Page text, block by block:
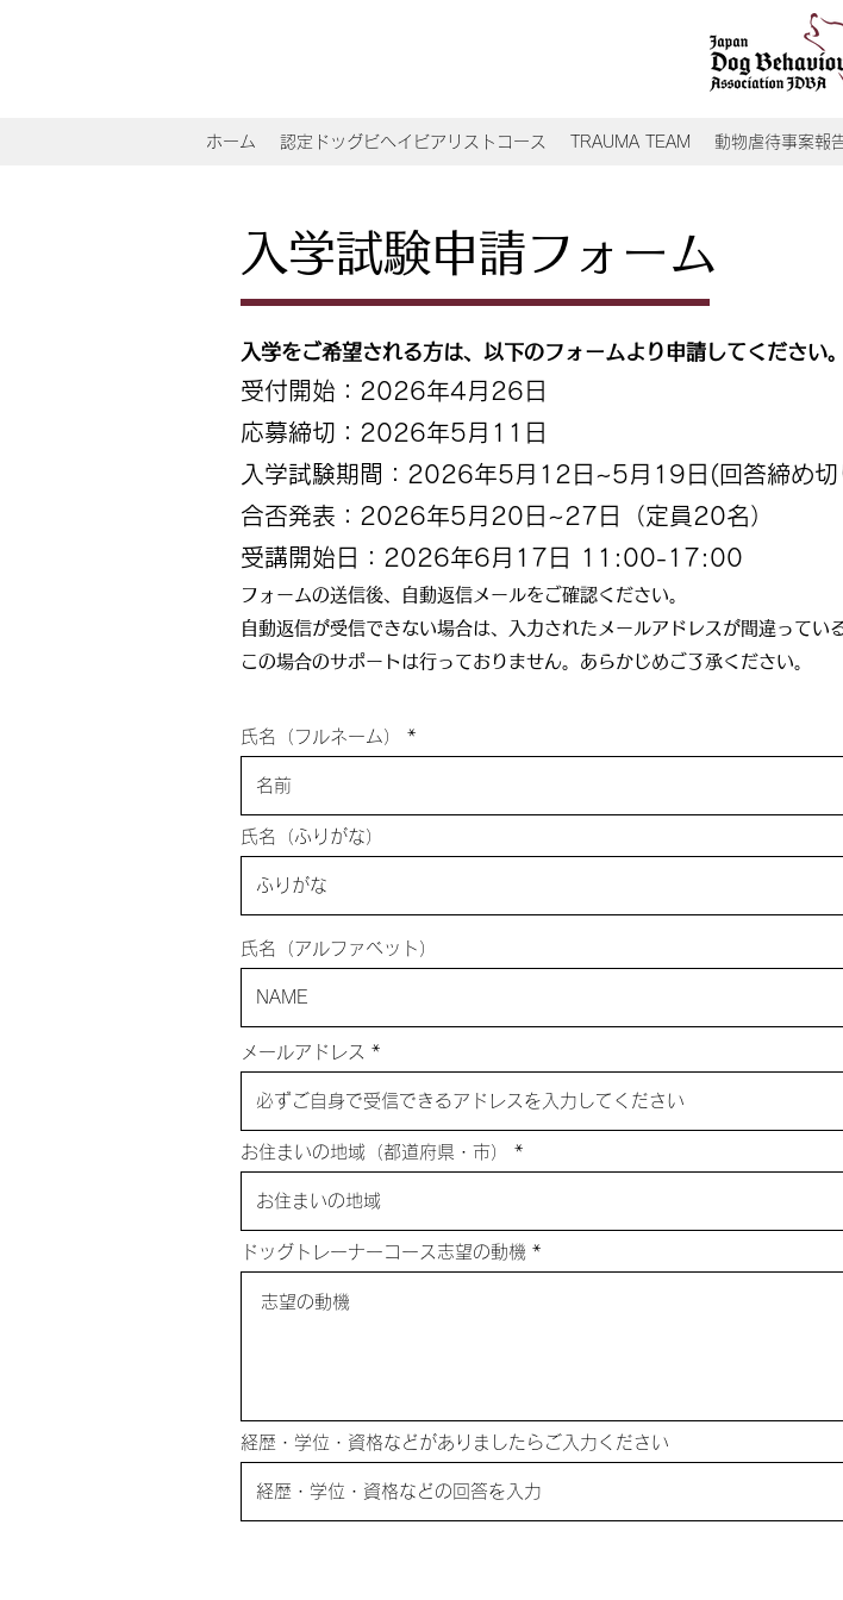
ホーム 認定ドッグビヘイビアリストコース TRAUMA TEAM 動物虐待事案報
入学試験申請フォーム
入学をご希望される方は、以下のフォームより申請してください。
受付開始：2026年4月26日
応募締切：2026年5月11日
入学試験期間：2026年5月12日~5月19日(回答締め切
合否発表：2026年5月20日~27日（定員20名）​
受講開始日：2026年6月17日 11:00-17:00
フォームの送信後、自動返信メールをご確認ください。
自動返信が受信できない場合は、入力されたメールアドレスが間違ってい
​この場合のサポートは行っておりません。あらかじめご了承ください。
氏名（フルネーム）
氏名（ふりがな）
氏名（アルファベット）
メールアドレス
お住まいの地域（都道府県・市）
ドッグトレーナーコース志望の動機
経歴・学位・資格などがありましたらご入力ください